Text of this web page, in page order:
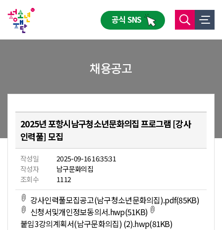
공식 SNS
채용공고
2025년 포항시남구청소년문화의집 프로그램 [강사
인력풀] 모집
작성일
2025-09-16 16:35:31
작성자
남구문화의집
조회수
1112
강사인력풀모집공고(남구청소년문화의집).pdf(85KB)
신청서및개인정보동의서.hwp(51KB)
붙임3강의계획서(남구문화의집) (2).hwp(81KB)